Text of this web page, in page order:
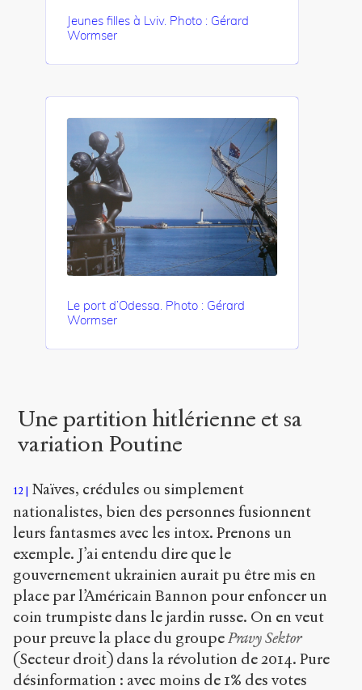
Jeunes filles à Lviv. Photo : Gérard
Wormser
Le port d’Odessa. Photo : Gérard
Wormser
Une partition hitlérienne et sa
variation Poutine
12
Naïves, crédules ou simplement
nationalistes, bien des personnes fusionnent
leurs fantasmes avec les intox. Prenons un
exemple. J’ai entendu dire que le
gouvernement ukrainien aurait pu être mis en
place par l’Américain Bannon pour enfoncer un
coin trumpiste dans le jardin russe. On en veut
pour preuve la place du groupePravy Sektor
(Secteur droit) dans la révolution de 2014. Pure
désinformation : avec moins de 1% des votes